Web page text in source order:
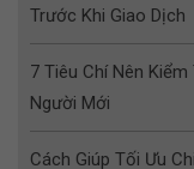
Trước Khi Giao Dịch
7 Tiêu Chí Nên
Người Mới
Cách Giúp Tối Ưu